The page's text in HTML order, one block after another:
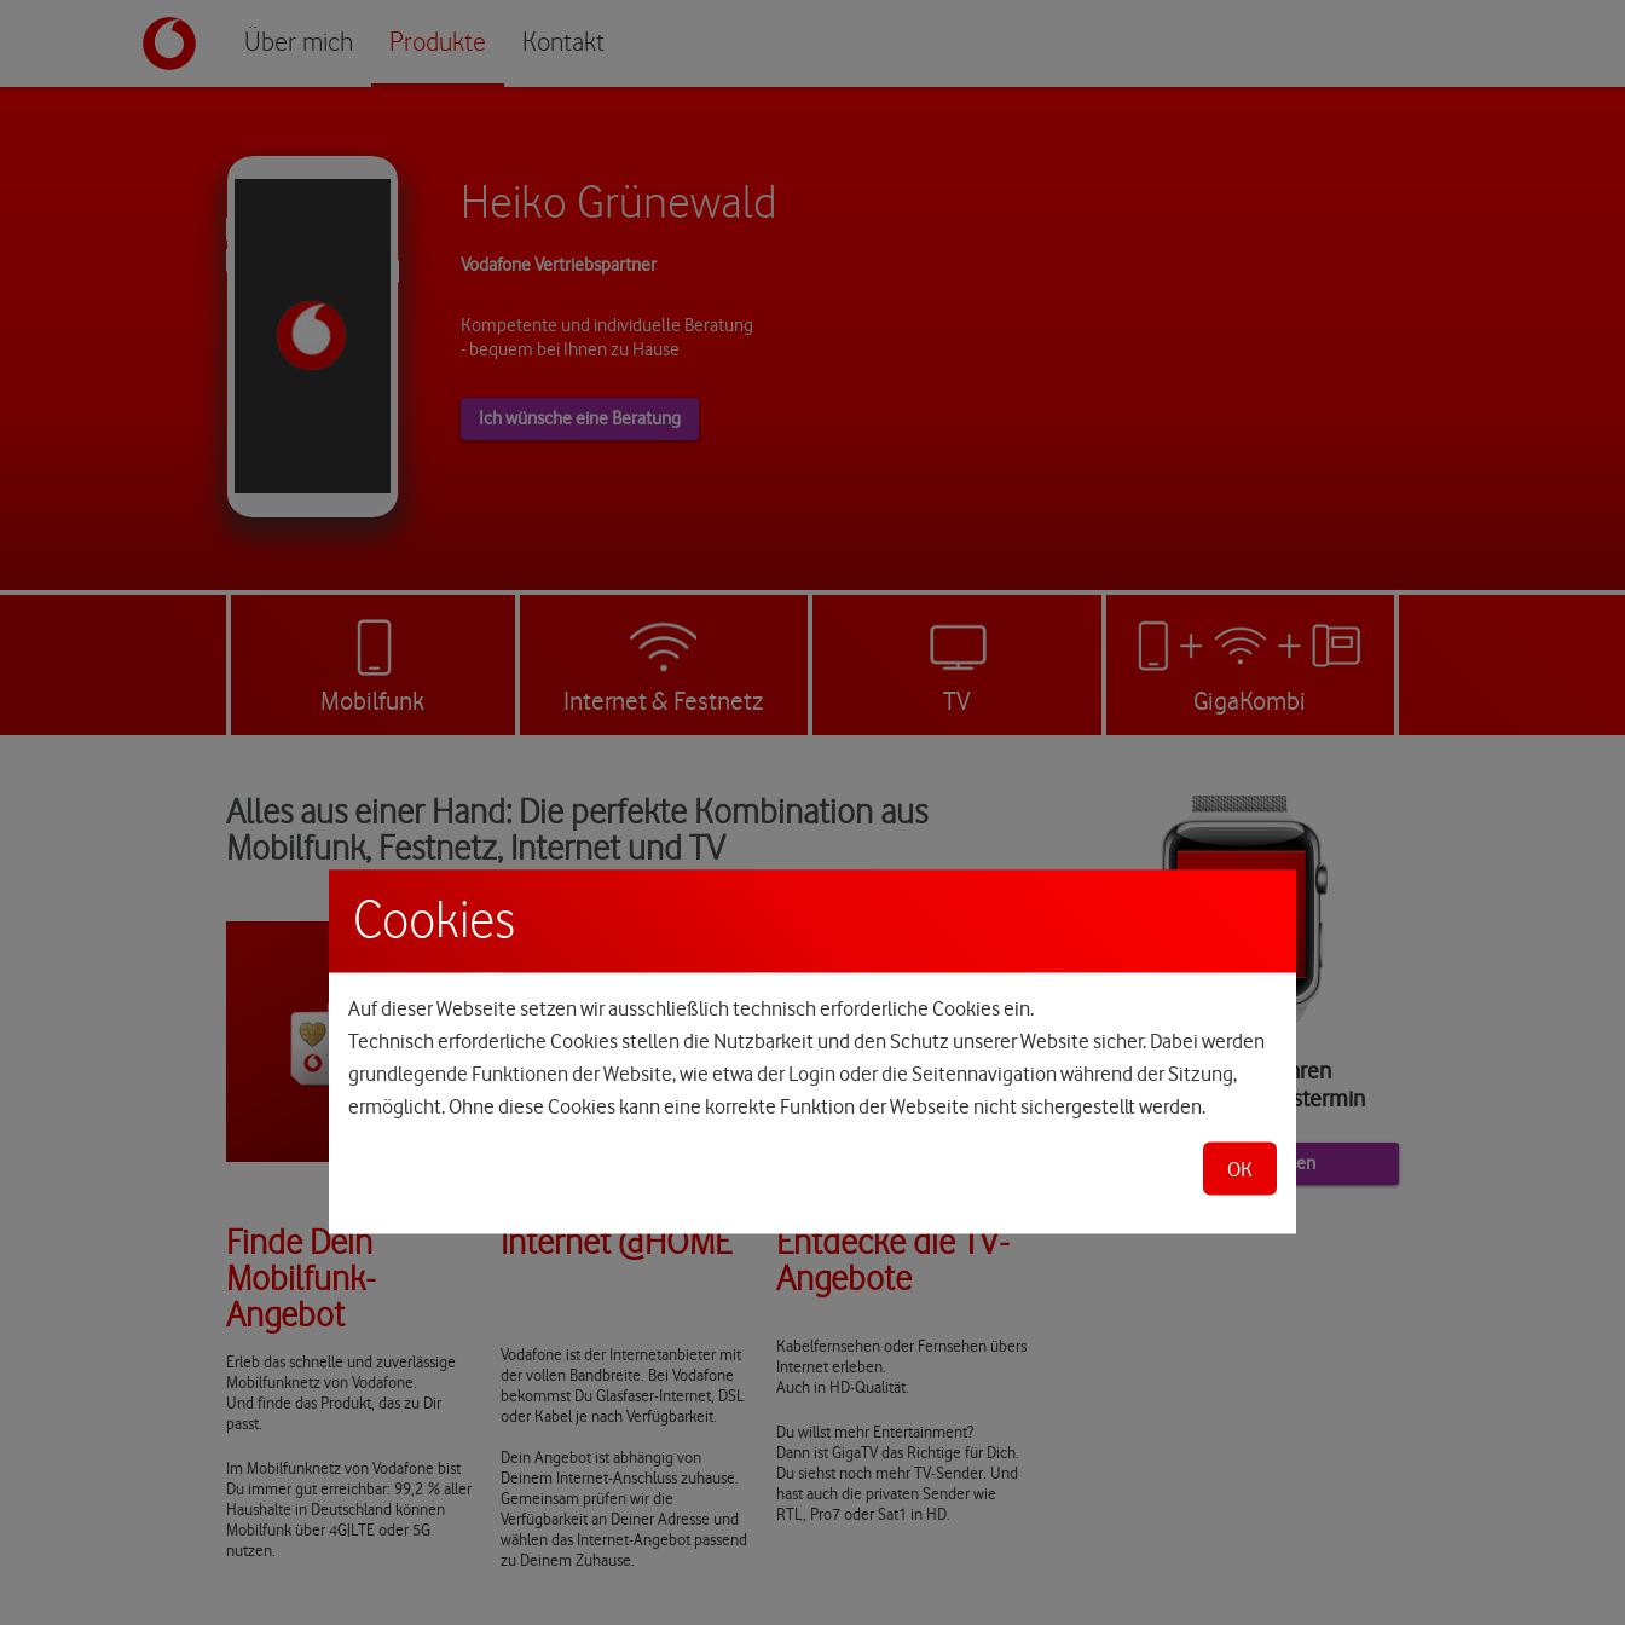
Über mich Produkte Kontakt
Heiko Grünewald
Vodafone Vertriebspartner
Kompetente und individuelle Beratung
- bequem bei Ihnen zu Hause
Ich wünsche eine Beratung
Mobilfunk Internet & Festnetz TV GigaKombi
Alles aus einer Hand: Die perfekte Kombination aus
Mobilfunk, Festnetz, Internet und TV
Finde Dein
Mobilfunk-
Angebot
Erleb das schnelle und zuverlässige
Mobilfunknetz von Vodafone.
Und finde das Produkt, das zu Dir
passt.
Im Mobilfunknetz von Vodafone bist
Du immer gut erreichbar: 99,2 % aller
Haushalte in Deutschland können
Mobilfunk über 4G|LTE oder 5G
nutzen.
Internet @HOME
Vodafone ist der Internetanbieter mit
der vollen Bandbreite. Bei Vodafone
bekommst Du Glasfaser-Internet, DSL
oder Kabel je nach Verfügbarkeit.
Dein Angebot ist abhängig von
Deinem Internet-Anschluss zuhause.
Gemeinsam prüfen wir die
Verfügbarkeit an Deiner Adresse und
wählen das Internet-Angebot passend
zu Deinem Zuhause.
Entdecke die TV-
Angebote
Kabelfernsehen oder Fernsehen übers
Internet erleben.
Auch in HD-Qualität.
Du willst mehr Entertainment?
Dann ist GigaTV das Richtige für Dich.
Du siehst noch mehr TV-Sender. Und
hast auch die privaten Sender wie
RTL, Pro7 oder Sat1 in HD.
Vereinbaren Sie jetzt Ihren
individuellen Beratungstermin
Jetzt beraten lassen
Cookies
Auf dieser Webseite setzen wir ausschließlich technisch erforderliche Cookies ein.
Technisch erforderliche Cookies stellen die Nutzbarkeit und den Schutz unserer Website sicher. Dabei werden
grundlegende Funktionen der Website, wie etwa der Login oder die Seitennavigation während der Sitzung,
ermöglicht. Ohne diese Cookies kann eine korrekte Funktion der Webseite nicht sichergestellt werden.
OK